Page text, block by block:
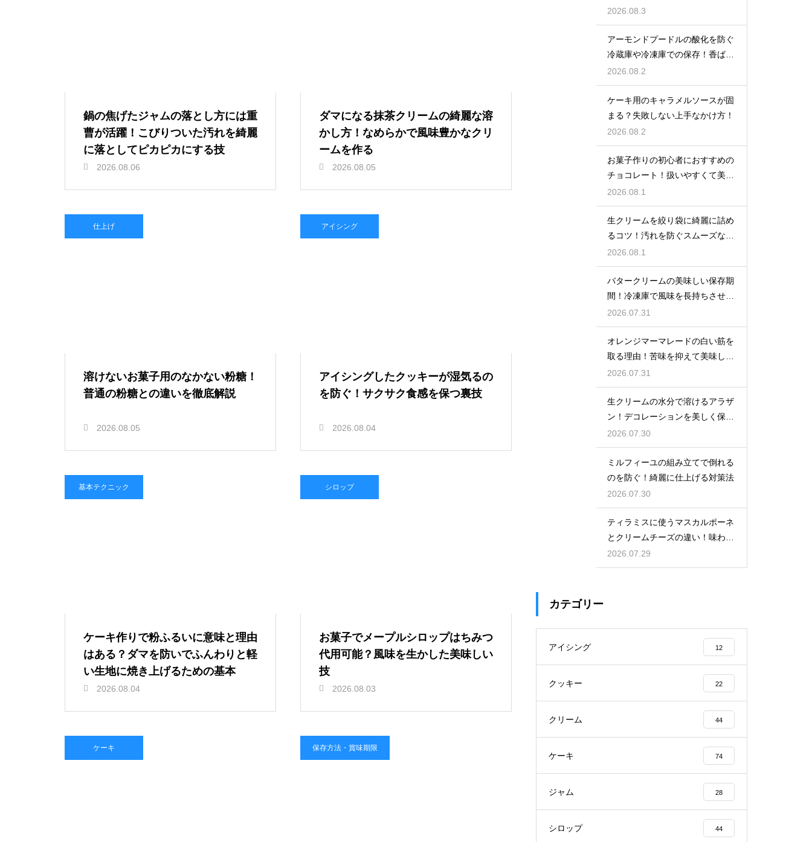
鍋の焦げたジャムの落とし方には重
曹が活躍！こびりついた汚れを綺麗
に落としてピカピカにする技
2026.08.06
ダマになる抹茶クリームの綺麗な溶
かし方！なめらかで風味豊かなクリ
ームを作る
2026.08.05
仕上げ
溶けないお菓子用のなかない粉糖！
普通の粉糖との違いを徹底解説
2026.08.05
アイシング
アイシングしたクッキーが湿気るの
を防ぐ！サクサク食感を保つ裏技
2026.08.04
基本テクニック
ケーキ作りで粉ふるいに意味と理由
はある？ダマを防いでふんわりと軽
い生地に焼き上げるための基本
2026.08.04
シロップ
お菓子でメープルシロップはちみつ
代用可能？風味を生かした美味しい
技
2026.08.03
ケーキ 保存方法・賞味期限
ザ
2026.08.3
アーモンドプードルの酸化を防ぐ
冷蔵庫や冷凍庫での保存！香ばし
い風味を保ってお菓子を美味しく
する
2026.08.2
ケーキ用のキャラメルソースが固
まる？失敗しない上手なかけ方！
2026.08.2
お菓子作りの初心者におすすめの
チョコレート！扱いやすくて美味
しい種類を紹介
2026.08.1
生クリームを絞り袋に綺麗に詰め
るコツ！汚れを防ぐスムーズな入
れ方
2026.08.1
バタークリームの美味しい保存期
間！冷凍庫で風味を長持ちさせる
コツ
2026.07.31
オレンジマーマレードの白い筋を
取る理由！苦味を抑えて美味しい
ジャムに仕上げる
2026.07.31
生クリームの水分で溶けるアラザ
ン！デコレーションを美しく保つ
ための飾るタイミングとコツ
2026.07.30
ミルフィーユの組み立てで倒れる
のを防ぐ！綺麗に仕上げる対策法
2026.07.30
ティラミスに使うマスカルポーネ
とクリームチーズの違い！味わい
を比較
2026.07.29
カテゴリー
アイシング 12
クッキー 22
クリーム 44
ケーキ 74
ジャム 28
シロップ 44